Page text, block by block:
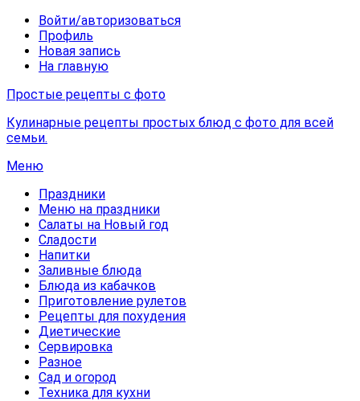
Войти/авторизоваться
Профиль
Новая запись
На главную
Простые рецепты с фото
Кулинарные рецепты простых блюд с фото для всей
семьи.
Меню
Праздники
Меню на праздники
Салаты на Новый год
Сладости
Напитки
Заливные блюда
Блюда из кабачков
Приготовление рулетов
Рецепты для похудения
Диетические
Сервировка
Разное
Сад и огород
Техника для кухни